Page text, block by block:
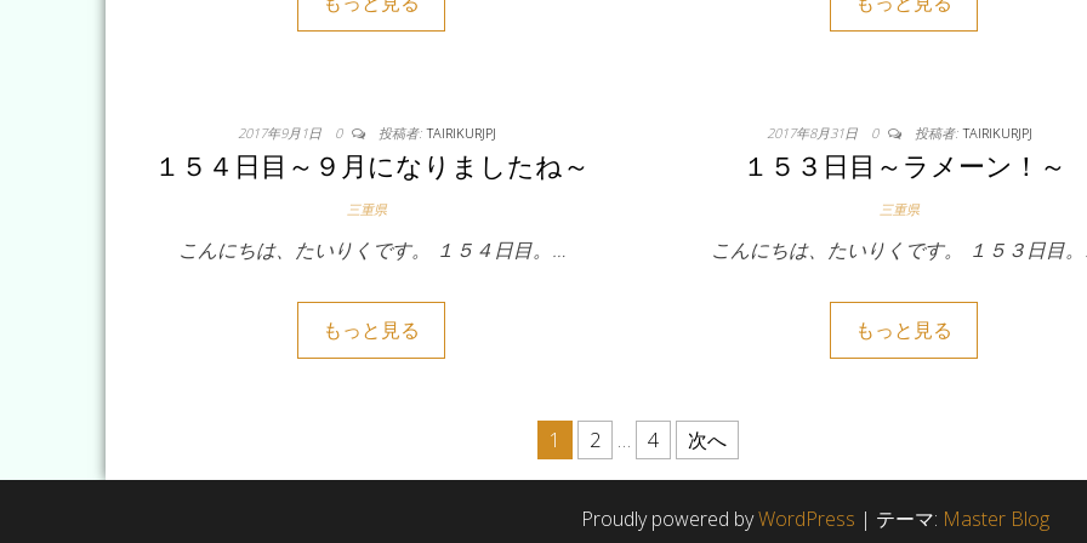
2017年9月1日 0 投稿者: TAIRIKURJPJ
１５４日目～９月になりましたね～
三重県
こんにちは、たいりくです。 １５４日目。…
もっと見る
2017年8月31日 0 投稿者: TAIRIKURJPJ
１５３日目～ラメーン！～
三重県
こんにちは、たいりくです。 １５３日目
もっと見る
1 2 … 4 次へ
Proudly powered byWordPress | テーマ: Master Blog